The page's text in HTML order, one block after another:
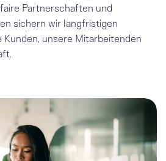
Partnerschaften und
sichern wir langfristigen
unsere Mitarbeitenden